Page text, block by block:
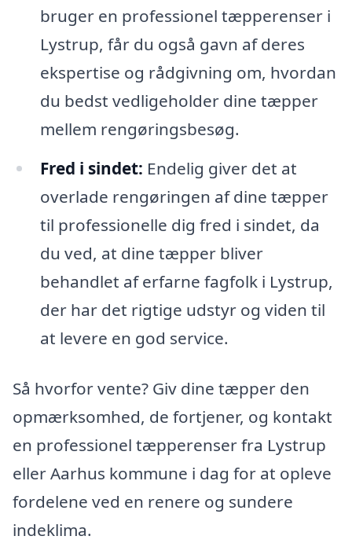
bruger en professionel tæpperenser i
Lystrup, får du også gavn af deres
ekspertise og rådgivning om, hvordan
du bedst vedligeholder dine tæpper
mellem rengøringsbesøg.
Fred i sindet: Endelig giver det at
overlade rengøringen af dine tæpper
til professionelle dig fred i sindet, da
du ved, at dine tæpper bliver
behandlet af erfarne fagfolk i Lystrup,
der har det rigtige udstyr og viden til
at levere en god service.
Så hvorfor vente? Giv dine tæpper den
opmærksomhed, de fortjener, og kontakt
en professionel tæpperenser fra Lystrup
eller Aarhus kommune i dag for at opleve
fordelene ved en renere og sundere
indeklima.